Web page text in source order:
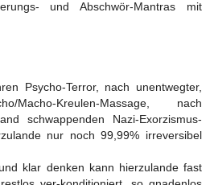
und Abschwör-Mantras mit
Psycho-Terror, nach unentwegter,
Macho-Kreulen-Massage, nach
schwappenden Nazi-Exorzismus-
nur noch 99,99% irreversibel
klar denken kann hierzulande fast